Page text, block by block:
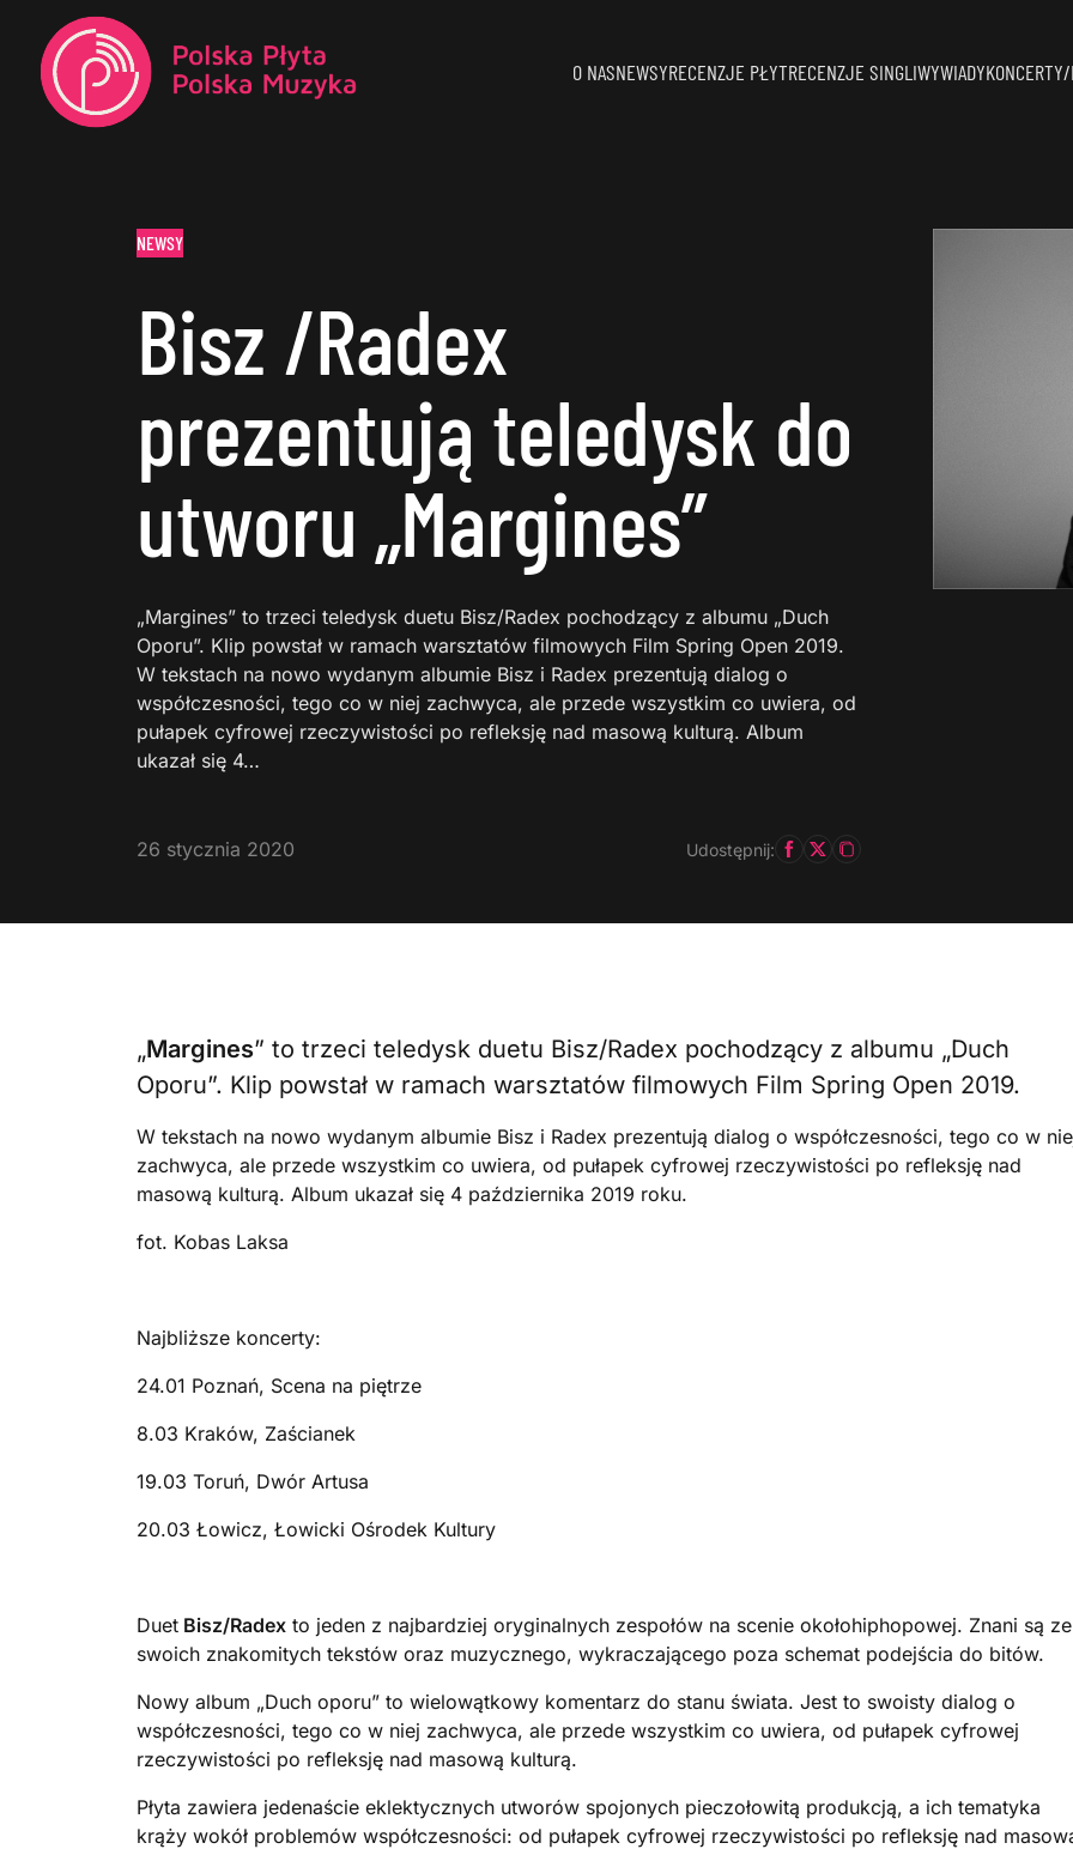
O NASNEWSYRECENZJE PŁYTRECENZJE SINGLIWYWIADY
NEWSY
Bisz /Radex
prezentują teledysk do
utworu „Margines”
„Margines” to trzeci teledysk duetu Bisz/Radex pochodzący z albumu „Duch
Oporu”. Klip powstał w ramach warsztatów filmowych Film Spring Open 2019.
W tekstach na nowo wydanym albumie Bisz i Radex prezentują dialog o
współczesności, tego co w niej zachwyca, ale przede wszystkim co uwiera, od
pułapek cyfrowej rzeczywistości po refleksję nad masową kulturą. Album
ukazał się 4…
26 stycznia 2020 Udostępnij:
„Margines” to trzeci teledysk duetu Bisz/Radex pochodzący z albumu „Duch
Oporu”. Klip powstał w ramach warsztatów filmowych Film Spring Open 2019.
W tekstach na nowo wydanym albumie Bisz i Radex prezentują dialog o współczesności, tego co w
zachwyca, ale przede wszystkim co uwiera, od pułapek cyfrowej rzeczywistości po refleksję nad
masową kulturą. Album ukazał się 4 października 2019 roku.
fot. Kobas Laksa
Najbliższe koncerty:
24.01 Poznań, Scena na piętrze
8.03 Kraków, Zaścianek
19.03 Toruń, Dwór Artusa
20.03 Łowicz, Łowicki Ośrodek Kultury
Duet Bisz/Radex to jeden z najbardziej oryginalnych zespołów na scenie okołohiphopowej. Znani są ze
swoich znakomitych tekstów oraz muzycznego, wykraczającego poza schemat podejścia do bitów.
Nowy album „Duch oporu” to wielowątkowy komentarz do stanu świata. Jest to swoisty dialog o
współczesności, tego co w niej zachwyca, ale przede wszystkim co uwiera, od pułapek cyfrowej
rzeczywistości po refleksję nad masową kulturą.
Płyta zawiera jedenaście eklektycznych utworów spojonych pieczołowitą produkcją, a ich tematyka
krąży wokół problemów współczesności: od pułapek cyfrowej rzeczywistości po refleksję nad